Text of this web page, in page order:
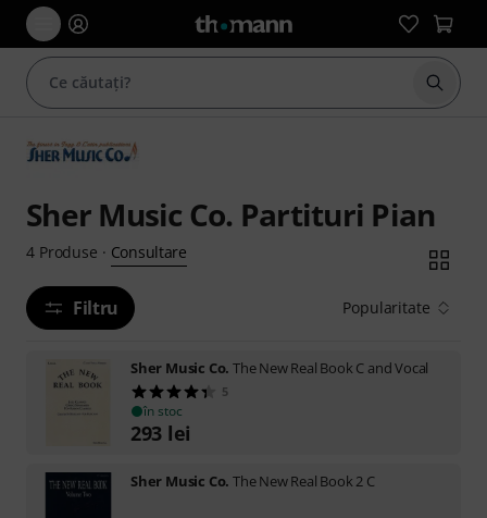
Sher Music Co. Partituri Pian
4 Produse · Consultare
Filtru Popularitate
Sher Music Co. The New Real Book C and Vocal
5
în stoc
293 lei
Sher Music Co. The New Real Book 2 C